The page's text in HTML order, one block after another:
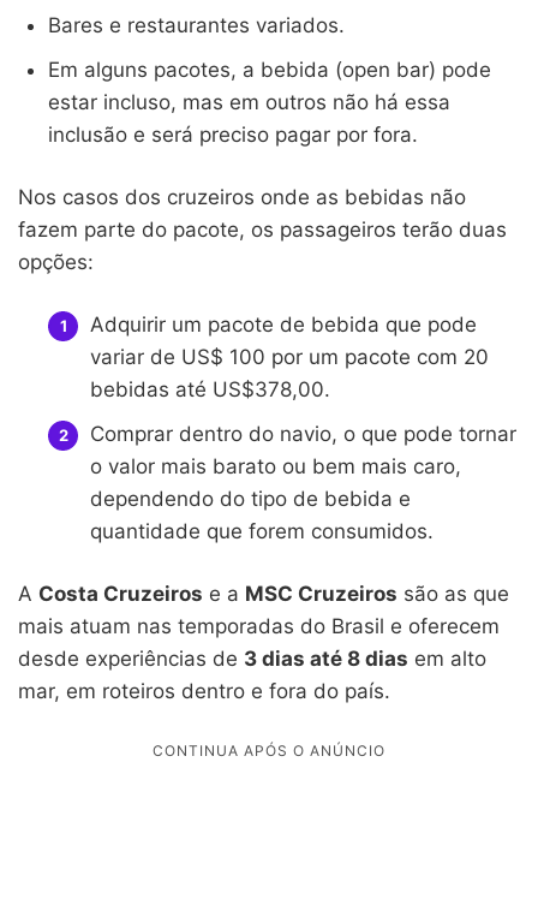
Bares e restaurantes variados.
Em alguns pacotes, a bebida (open bar) pode
estar incluso, mas em outros não há essa
inclusão e será preciso pagar por fora.
Nos casos dos cruzeiros onde as bebidas não
fazem parte do pacote, os passageiros terão duas
opções:
Adquirir um pacote de bebida que pode
variar de US$ 100 por um pacote com 20
bebidas até US$378,00.
Comprar dentro do navio, o que pode tornar
o valor mais barato ou bem mais caro,
dependendo do tipo de bebida e
quantidade que forem consumidos.
A Costa Cruzeiros e a MSC Cruzeiros são as que
mais atuam nas temporadas do Brasil e oferecem
desde experiências de 3 dias até 8 dias em alto
mar, em roteiros dentro e fora do país.